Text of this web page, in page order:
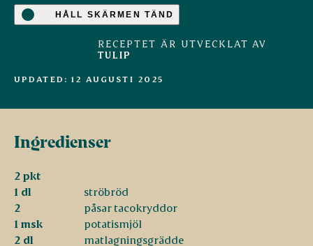
HÅLL SKÄRMEN TÄND
RECEPTET ÄR UTVECKLAT AV
TULIP
UPDATED: 12 AUGUSTI 2025
Ingredienser
2 pkt
1 dl
ströbröd
2
påsar tacokryddor
1 msk
potatismjöl
2 dl
matlagningsgrädde